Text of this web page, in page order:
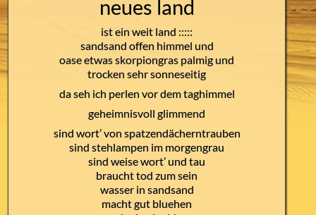
neues land
ist ein weit land :::::
sandsand offen himmel und
oase etwas skorpiongras palmig und
trocken sehr sonneseitig
da seh ich perlen vor dem taghimmel
geheimnisvoll glimmend
sind wort’ von spatzendächerntrauben
sind stehlampen im morgengrau
sind weise wort’ und tau
braucht tod zum sein
wasser in sandsand
macht gut bluehen